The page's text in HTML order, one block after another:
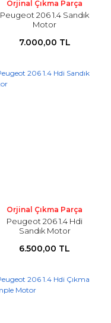
Orjinal Çıkma Parça
Peugeot 206 1.4 Sandık
Motor
7.000,00 TL
Orjinal Çıkma Parça
Peugeot 206 1.4 Hdi
Sandık Motor
6.500,00 TL